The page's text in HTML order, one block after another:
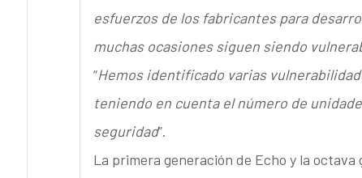
esfuerzos de los fabricantes para
muchas ocasiones siguen siendo
“Hemos identificado varias
teniendo en cuenta el número de
seguridad”.
La primera generación de Echo y la